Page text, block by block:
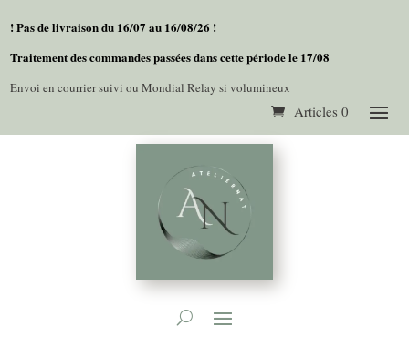
! Pas de livraison du 16/07 au 16/08/26 !
Traitement des commandes passées dans cette période le 17/08
Envoi en courrier suivi ou Mondial Relay si volumineux
Articles 0